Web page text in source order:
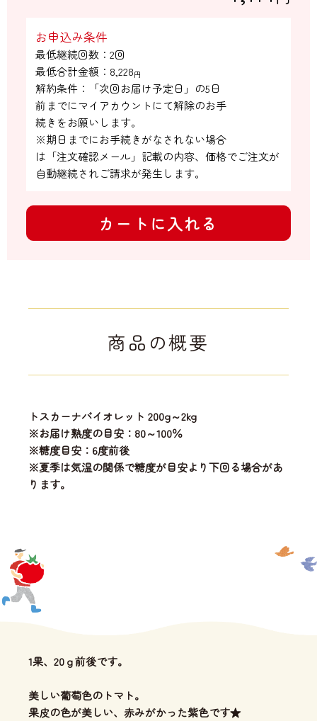
お申込み条件
最低継続回数：2回
最低合計金額： 8,228円
解約条件：「次回お届け予定日」の5日
前までにマイアカウントにて解除のお手
続きをお願いします。
※期日までにお手続きがなされない場合
は「注文確認メール」記載の内容、価格でご注文が
自動継続されご請求が発生します。
カートに入れる
商品の概要
トスカーナバイオレット 200g～2kg
※お届け熟度の目安：80～100％
※糖度目安：6度前後
※夏季は気温の関係で糖度が目安より下回る場合があ
ります。
1果、20ｇ前後です。
美しい葡萄色のトマト。
果皮の色が美しい、赤みがかった紫色です★